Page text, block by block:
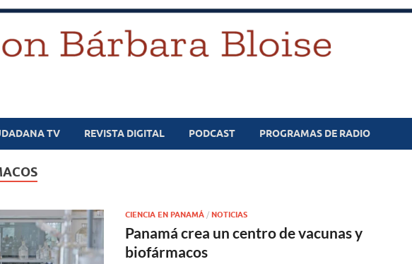
TV REVISTA DIGITAL PODCAST PROGRAMAS DE RADIO
CIENCIA EN PANAMÁ/ NOTICIAS
Panamá crea un centro de vacunas y
biofármacos